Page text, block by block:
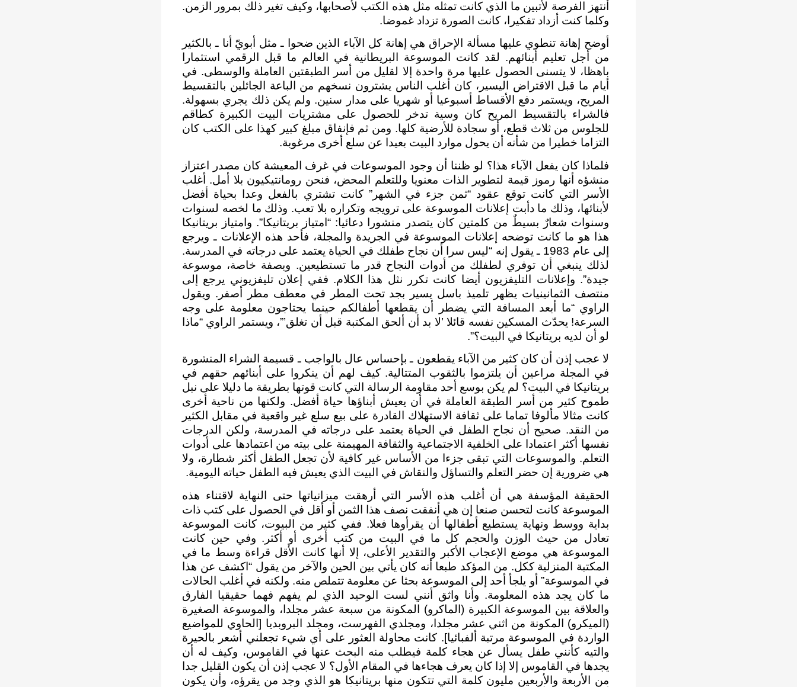
أنتهز الفرصة لأتبين ما الذي كانت تمثله مثل هذه الكتب لأصحابها، وكيف تغير ذلك بمرور الزمن.
وكلما كنت أزداد تفكيرا، كانت الصورة تزداد غموضا.
أوضح إهانة تنطوي عليها مسألة الإحراق هي إهانة كل الآباء الذين ضحوا ـ مثل أبويّ أنا ـ بالكثير
من أجل تعليم أبنائهم. لقد كانت الموسوعة البريطانية في العالم ما قبل الرقمي استثمارا
باهظا، لا يتسنى الحصول عليها مرة واحدة إلا لقليل من أسر الطبقتين العاملة والوسطى. في
أيام ما قبل الاقتراض اليسير، كان أغلب الناس يشترون نسخهم من الباعة الجائلين بالتقسيط
المريح، ويستمر دفع الأقساط أسبوعيا أو شهريا على مدار سنين. ولم يكن ذلك يجري بسهولة.
فالشراء بالتقسيط المريح كان وسية تدخر للحصول على مشتريات البيت الكبيرة كطاقم
للجلوس من ثلاث قطع، أو سجادة للأرضية كلها. ومن ثم فإنفاق مبلغ كبير كهذا على الكتب كان
التزاما خطيرا من شأنه أن يحول موارد البيت بعيدا عن سلع أخرى مرغوبة.
فلماذا كان يفعل الآباء هذا؟ لو ظننا أن وجود الموسوعات في غرف المعيشة كان مصدر اعتزاز
منشؤه أنها رموز قيمة لتطوير الذات معنويا وللتعلم المحض، فنحن رومانتيكيون بلا أمل. أغلب
الأسر التي كانت توقع عقود “ثمن جزء في الشهر” كانت تشتري بالفعل وعدا بحياة أفضل
لأبنائها، وذلك ما دأبت إعلانات الموسوعة على ترويجه وتكراره بلا تعب. وذلك ما لخصه لسنوات
وسنوات شعارٌ بسيطٌ من كلمتين كان يتصدر منشورا دعائيا: “امتياز بريتانيكا”. وامتياز بريتانيكا
هذا هو ما كانت توضحه إعلانات الموسوعة في الجريدة والمجلة، فأحد هذه الإعلانات ـ ويرجع
إلى عام 1983 ـ يقول إنه “ليس سرا أن نجاح طفلك في الحياة يعتمد على درجاته في المدرسة.
لذلك ينبغي أن توفري لطفلك من أدوات النجاح قدر ما تستطيعين. وبصفة خاصة، موسوعة
جيدة”. وإعلانات التليفزيون أيضا كانت تكرر نثل هذا الكلام. ففي إعلان تليفزيوني يرجع إلى
منتصف الثمانينيات يظهر تلميذ باسل يسير بجد تحت المطر في معطف مطر أصفر. ويقول
الراوي “ما أبعد المسافة التي يضطر أن يقطعها أطفالكم حينما يحتاجون معلومة على وجه
السرعة! يحدّث المسكين نفسه قائلا ’لا بد أن ألحق المكتبة قبل أن تغلق’”، ويستمر الراوي “ماذا
لو أن لديه بريتانيكا في البيت؟”.
لا عجب إذن أن كان كثير من الآباء يقطعون ـ بإحساس عال بالواجب ـ قسيمة الشراء المنشورة
في المجلة مراعين أن يلتزموا بالثقوب المتتالية. كيف لهم أن ينكروا على أبنائهم حقهم في
بريتانيكا في البيت؟ لم يكن بوسع أحد مقاومة الرسالة التي كانت قوتها بطريقة ما دليلا على نبل
طموح كثير من أسر الطبقة العاملة في أن يعيش أبناؤها حياة أفضل. ولكنها من ناحية أخرى
كانت مثالا مألوفا تماما على ثقافة الاستهلاك القادرة على بيع سلع غير واقعية في مقابل الكثير
من النقد. صحيح أن نجاح الطفل في الحياة يعتمد على درجاته في المدرسة، ولكن الدرجات
نفسها أكثر اعتمادا على الخلفية الاجتماعية والثقافة المهيمنة على بيته من اعتمادها على أدوات
التعلم. والموسوعات التي تبقى جزءا من الأساس غير كافية لأن تجعل الطفل أكثر شطارة، ولا
هي ضرورية إن حضر التعلم والتساؤل والنقاش في البيت الذي يعيش فيه الطفل حياته اليومية.
الحقيقة المؤسفة هي أن أغلب هذه الأسر التي أرهقت ميزانياتها حتى النهاية لاقتناء هذه
الموسوعة كانت لتحسن صنعا إن هي أنفقت نصف هذا الثمن أو أقل في الحصول على كتب ذات
بداية ووسط ونهاية يستطيع أطفالها أن يقرأوها فعلا. ففي كثير من البيوت، كانت الموسوعة
تعادل من حيث الوزن والحجم كل ما في البيت من كتب أخرى أو أكثر. وفي حين كانت
الموسوعة هي موضع الإعجاب الأكبر والتقدير الأعلى، إلا أنها كانت الأقل قراءة وسط ما في
المكتبة المنزلية ككل. من المؤكد طبعا أنه كان يأتي بين الحين والآخر من يقول “اكشف عن هذا
في الموسوعة” أو يلجأ أحد إلى الموسوعة بحثا عن معلومة تتملص منه. ولكنه في أغلب الحالات
ما كان يجد هذه المعلومة. وأنا واثق أنني لست الوحيد الذي لم يفهم فهما حقيقيا الفارق
والعلاقة بين الموسوعة الكبيرة (الماكرو) المكونة من سبعة عشر مجلدا، والموسوعة الصغيرة
(الميكرو) المكونة من اثني عشر مجلدا، ومجلدي الفهرست، ومجلد البروبديا [الحاوي للمواضيع
الواردة في الموسوعة مرتبة ألفبائيا]. كانت محاولة العثور على أي شيء تجعلني أشعر بالحيرة
والتيه كأنني طفل يسأل عن هجاء كلمة فيطلب منه البحث عنها في القاموس، وكيف له أن
يجدها في القاموس إلا إذا كان يعرف هجاءها في المقام الأول؟ لا عجب إذن أن يكون القليل جدا
من الأربعة والأربعين مليون كلمة التي تتكون منها بريتانيكا هو الذي وجد من يقرؤه، وأن يكون